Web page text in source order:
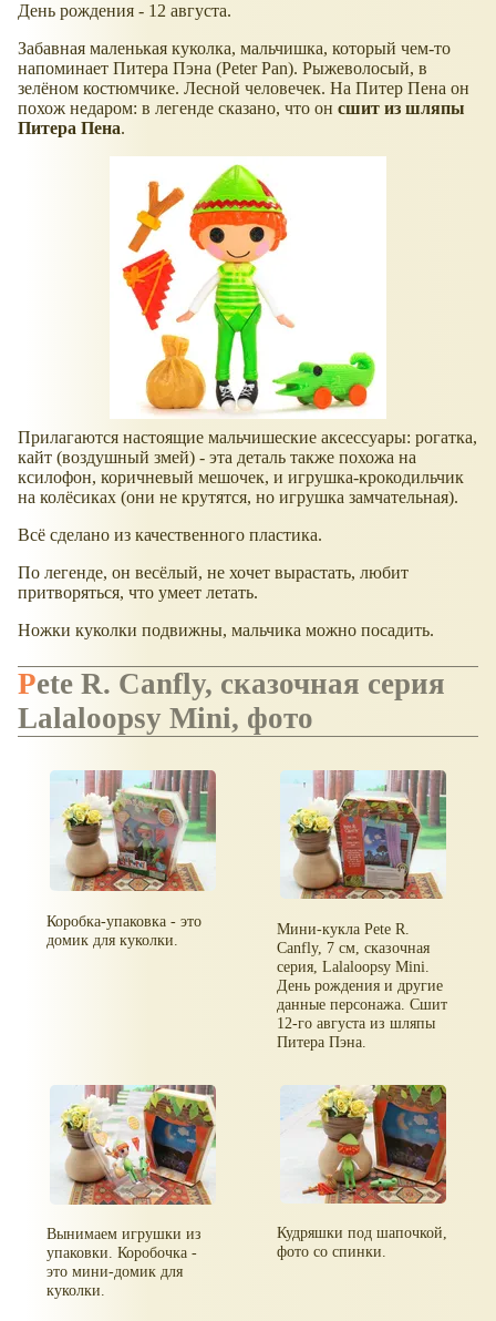
День рождения - 12 августа.
Забавная маленькая куколка, мальчишка, который чем-то
напоминает Питера Пэна (Peter Pan). Рыжеволосый, в
зелёном костюмчике. Лесной человечек. На Питер Пена он
похож недаром: в легенде сказано, что он сшит из шляпы
Питера Пена.
Прилагаются настоящие мальчишеские аксессуары: рогатка,
кайт (воздушный змей) - эта деталь также похожа на
ксилофон, коричневый мешочек, и игрушка-крокодильчик
на колёсиках (они не крутятся, но игрушка замчательная).
Всё сделано из качественного пластика.
По легенде, он весёлый, не хочет вырастать, любит
притворяться, что умеет летать.
Ножки куколки подвижны, мальчика можно посадить.
Pete R. Canfly, сказочная серия
Lalaloopsy Mini, фото
Коробка-упаковка - это
домик для куколки.
Мини-кукла Pete R.
Canfly, 7 см, сказочная
серия, Lalaloopsy Mini.
День рождения и другие
данные персонажа. Сшит
12-го августа из шляпы
Питера Пэна.
Вынимаем игрушки из
упаковки. Коробочка -
это мини-домик для
куколки.
Кудряшки под шапочкой,
фото со спинки.